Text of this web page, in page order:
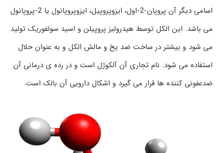
اسامی دیگر آن پروپان-2-اول، ایزوپروپیل، ایزوپروپانول یا 2-پروپانول
می باشد. این الکل توسط هیدرولیز پروپیلن و اسید سولفوریک تولید
می شود و بیشتر در ساخت ضد یخ و مالش الکل و به عنوان حلال
استفاده می شود. نام تجاری آن آلکوژل است و در رده ی درمانی آن
ضدعفونی کننده ها قرار می گیرد و اشکال دارویی آن بالک است.